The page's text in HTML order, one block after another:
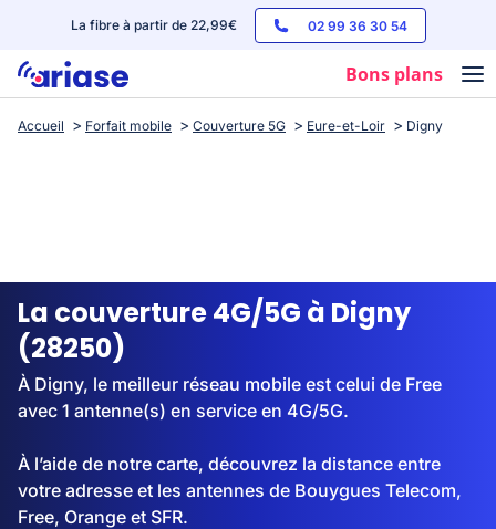
La fibre à partir de 22,99€ 02 99 36 30 54
Bons plans
Box internet
Streaming
Accueil Forfait mobile Couverture 5G Eure-et-Loir Digny
La couverture 4G/5G à Digny
(28250)
À Digny, le meilleur réseau mobile est celui de Free
avec 1 antenne(s) en service en 4G/5G.
À l’aide de notre carte, découvrez la distance entre
votre adresse et les antennes de Bouygues Telecom,
Free, Orange et SFR.